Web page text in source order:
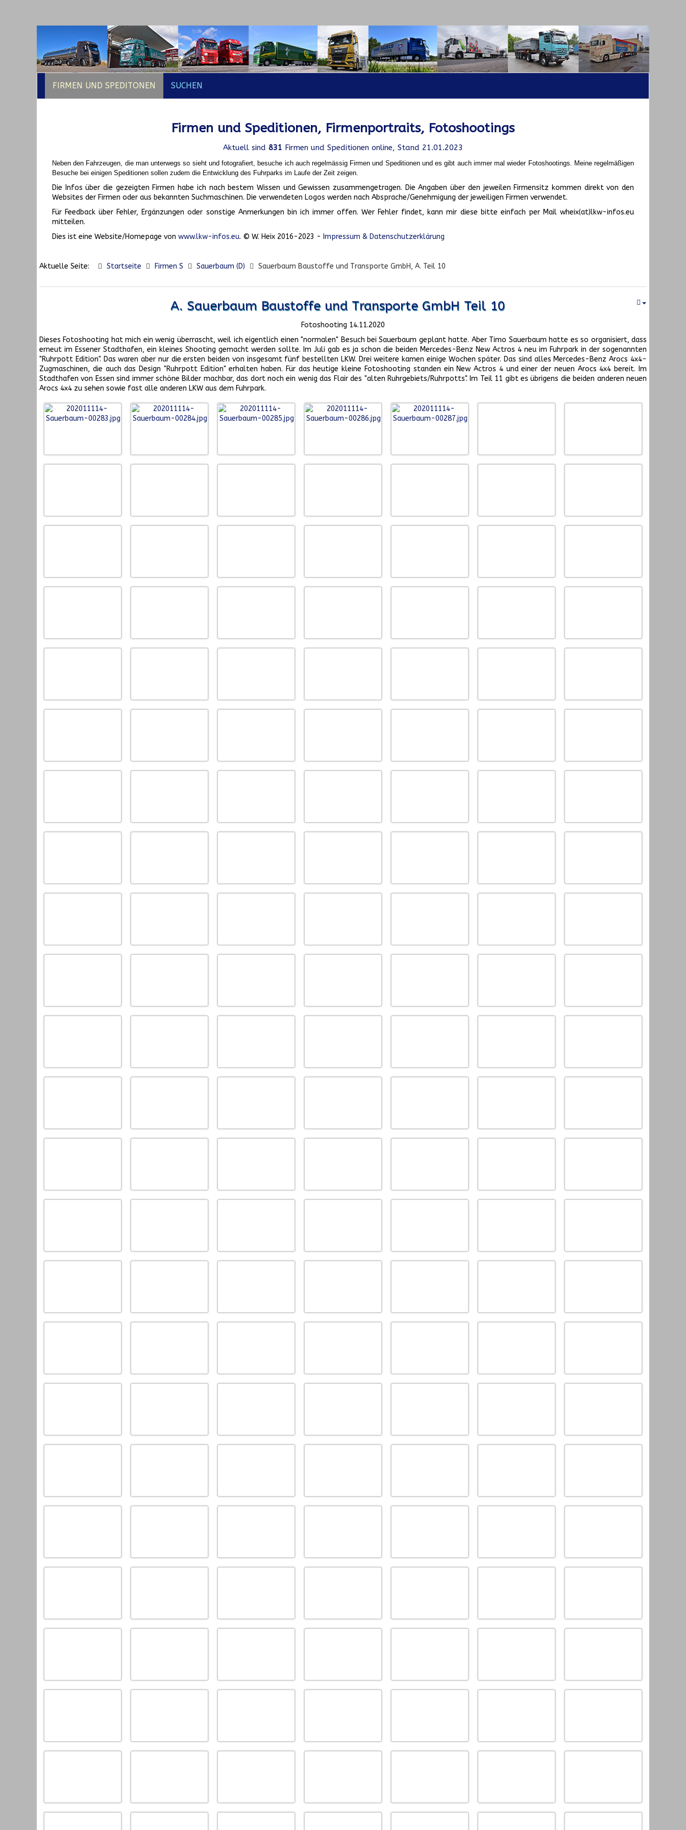
FIRMEN UND SPEDITONEN SUCHEN
Firmen und Speditionen, Firmenportraits, Fotoshootings
Aktuell sind 831 Firmen und Speditionen online, Stand 21.01.2023
Neben den Fahrzeugen, die man unterwegs so sieht und fotografiert, besuche ich auch regelmässig Firmen und Speditionen und es gibt auch immer mal wieder Fotoshootings. Meine regelmäßigen
Besuche bei einigen Speditionen sollen zudem die Entwicklung des Fuhrparks im Laufe der Zeit zeigen.
Die Infos über die gezeigten Firmen habe ich nach bestem Wissen und Gewissen zusammengetragen. Die Angaben über den jeweilen Firmensitz kommen direkt von den
Websites der Firmen oder aus bekannten Suchmaschinen. Die verwendeten Logos werden nach Absprache/Genehmigung der jeweiligen Firmen verwendet.
Für Feedback über Fehler, Ergänzungen oder sonstige Anmerkungen bin ich immer offen. Wer Fehler findet, kann mir diese bitte einfach per Mail wheix(at)lkw-infos.eu
mitteilen.
Dies ist eine Website/Homepage von www.lkw-infos.eu. © W. Heix 2016-2023 - Impressum & Datenschutzerklärung
Aktuelle Seite: Startseite Firmen S Sauerbaum (D) Sauerbaum Baustoffe und Transporte GmbH, A. Teil 10
A. Sauerbaum Baustoffe und Transporte GmbH Teil 10
Fotoshooting 14.11.2020
Dieses Fotoshooting hat mich ein wenig überrascht, weil ich eigentlich einen "normalen" Besuch bei Sauerbaum geplant hatte. Aber Timo Sauerbaum hatte es so organisiert, dass
erneut im Essener Stadthafen, ein kleines Shooting gemacht werden sollte. Im Juli gab es ja schon die beiden Mercedes-Benz New Actros 4 neu im Fuhrpark in der sogenannten
"Ruhrpott Edition". Das waren aber nur die ersten beiden von insgesamt fünf bestellten LKW. Drei weitere kamen einige Wochen später. Das sind alles Mercedes-Benz Arocs 4x4-
Zugmaschinen, die auch das Design "Ruhrpott Edition" erhalten haben. Für das heutige kleine Fotoshooting standen ein New Actros 4 und einer der neuen Arocs 4x4 bereit. Im
Stadthafen von Essen sind immer schöne Bilder machbar, das dort noch ein wenig das Flair des "alten Ruhrgebiets/Ruhrpotts". Im Teil 11 gibt es übrigens die beiden anderen neuen
Arocs 4x4 zu sehen sowie fast alle anderen LKW aus dem Fuhrpark.